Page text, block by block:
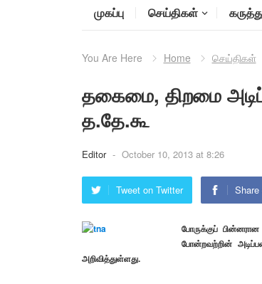
முகப்பு செய்திகள்
You Are Here Home செய்திகள்
தகைமை, திறமை
த.தே.கூ
Editor - October 10, 2013 at 8:26
Tweet on Twitter
போருக்குப்
போன்றவற்றின்
அறிவித்துள்ளது.